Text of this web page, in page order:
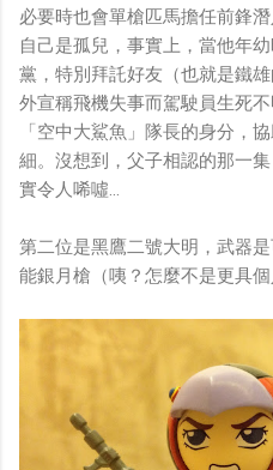
必要時也會單槍匹馬擔任前鋒
自己是孤兒，事實上，當他年
黨，特別拜託好友（也就是鐵
外宣稱飛機失事而駕駛員生死
「空中大鯊魚」隊長的身分，
細。沒想到，父子相認的那一
實令人唏噓…
第二位是黑鷹二號大明，武器
能銀月槍（咦？怎麼不是更具